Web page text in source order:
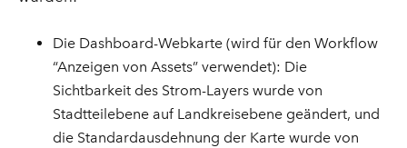
Die Dashboard-Webkarte (wird für den Workflow
“Anzeigen von Assets” verwendet): Die
Sichtbarkeit des Strom-Layers wurde von
Stadtteilebene auf Landkreisebene geändert, und
die Standardausdehnung der Karte wurde von